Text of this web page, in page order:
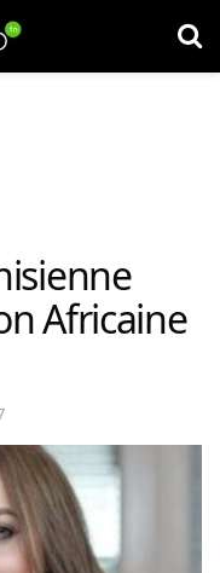
Africaine